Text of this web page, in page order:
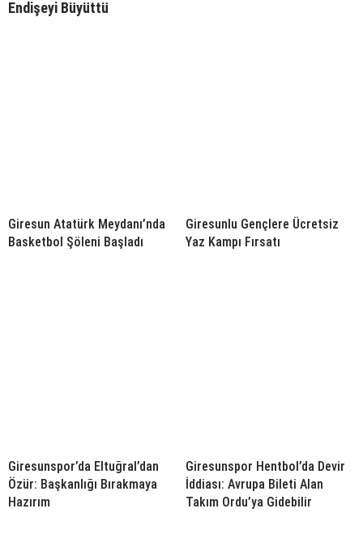
Endişeyi Büyüttü
Giresun Atatürk Meydanı’nda
Basketbol Şöleni Başladı
Giresunlu Gençlere Ücretsiz
Yaz Kampı Fırsatı
Giresunspor’da Eltuğral’dan
Özür: Başkanlığı Bırakmaya
Hazırım
Giresunspor Hentbol’da Devir
İddiası: Avrupa Bileti Alan
Takım Ordu’ya Gidebilir